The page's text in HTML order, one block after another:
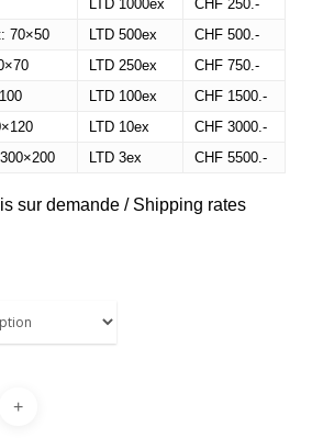
LTD 1000ex
CHF 250.-
70×50
LTD 500ex
CHF 500.-
LTD 250ex
CHF 750.-
LTD 100ex
CHF 1500.-
LTD 10ex
CHF 3000.-
LTD 3ex CHF 5500.-
sur demande / Shipping rates